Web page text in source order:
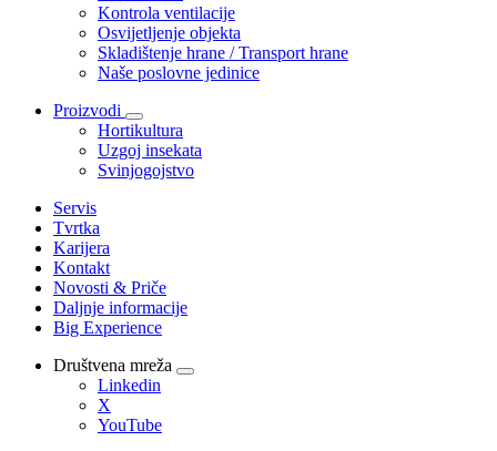
Kontrola ventilacije
Osvijetljenje objekta
Skladištenje hrane / Transport hrane
Naše poslovne jedinice
Proizvodi
Hortikultura
Uzgoj insekata
Svinjogojstvo
Servis
Tvrtka
Karijera
Kontakt
Novosti & Priče
Daljnje informacije
Big Experience
Društvena mreža
Linkedin
X
YouTube